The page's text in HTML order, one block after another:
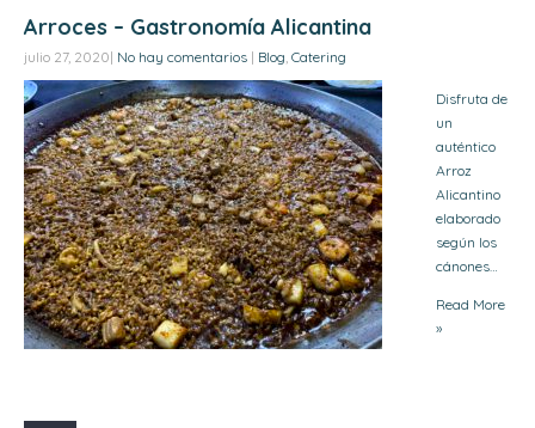
Arroces – Gastronomía Alicantina
julio 27, 2020| No hay comentarios | Blog, Catering
Disfruta de
un
auténtico
Arroz
Alicantino
elaborado
según los
cánones…
Read More
»